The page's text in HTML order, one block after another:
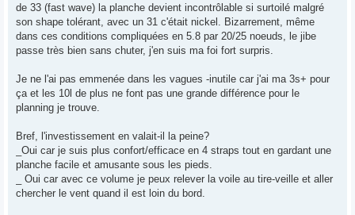
de 33 (fast wave) la planche devient incontrôlable si surtoilé malgré
son shape tolérant, avec un 31 c'était nickel. Bizarrement, même
dans ces conditions compliquées en 5.8 par 20/25 noeuds, le jibe
passe très bien sans chuter, j'en suis ma foi fort surpris.
Je ne l'ai pas emmenée dans les vagues -inutile car j'ai ma 3s+ pour
ça et les 10l de plus ne font pas une grande différence pour le
planning je trouve.
Bref, l'investissement en valait-il la peine?
_Oui car je suis plus confort/efficace en 4 straps tout en gardant une
planche facile et amusante sous les pieds.
_ Oui car avec ce volume je peux relever la voile au tire-veille et aller
chercher le vent quand il est loin du bord.